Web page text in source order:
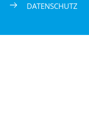
DATENSCHUTZ